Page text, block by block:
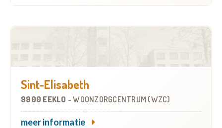
Sint-Elisabeth
9900 EEKLO -WOONZORGCENTRUM (WZC)
meer informatie